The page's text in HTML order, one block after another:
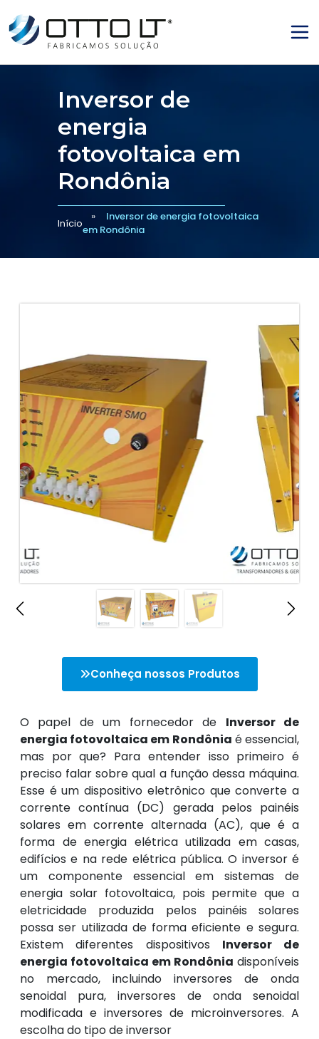
Inversor de
energia
fotovoltaica em
Rondônia
Início
Inversor de energia fotovoltaica
em Rondônia
O papel de um fornecedor de Inversor de
energia fotovoltaica em Rondônia é essencial,
mas por que? Para entender isso primeiro é
preciso falar sobre qual a função dessa máquina.
Esse é um dispositivo eletrônico que converte a
corrente contínua (DC) gerada pelos painéis
solares em corrente alternada (AC), que é a
forma de energia elétrica utilizada em casas,
edifícios e na rede elétrica pública. O inversor é
um componente essencial em sistemas de
energia solar fotovoltaica, pois permite que a
eletricidade produzida pelos painéis solares
possa ser utilizada de forma eficiente e segura.
Existem diferentes dispositivos Inversor de
energia fotovoltaica em Rondônia disponíveis
no mercado, incluindo inversores de onda
senoidal pura, inversores de onda senoidal
modificada e inversores de microinversores. A
escolha do tipo de inversor
Conheça nossos Produtos